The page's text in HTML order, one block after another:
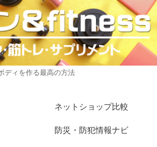
ディを作る最高の方法
ネットショップ比較
防災・防犯情報ナビ